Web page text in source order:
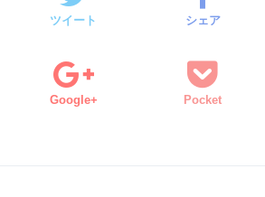
ツイート シェア
Google+ Pocket